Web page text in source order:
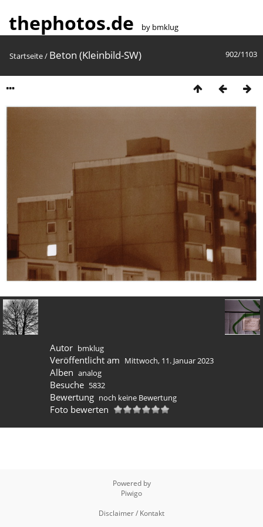
thephotos.de by bmklug
902/1103
Startseite/ Beton (Kleinbild-SW)
Autor bmklug
Veröffentlicht am Mittwoch, 11. Januar 2023
Alben analog
Besuche 5832
Bewertung noch keine Bewertung
Foto bewerten
Powered by
Piwigo
Disclaimer / Kontakt